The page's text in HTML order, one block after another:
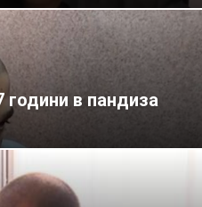
в пандиза